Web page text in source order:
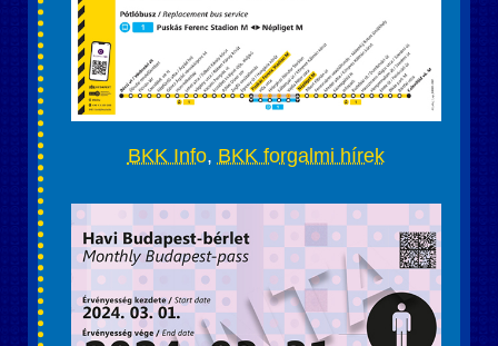
BKK Info, BKK forgalmi hírek